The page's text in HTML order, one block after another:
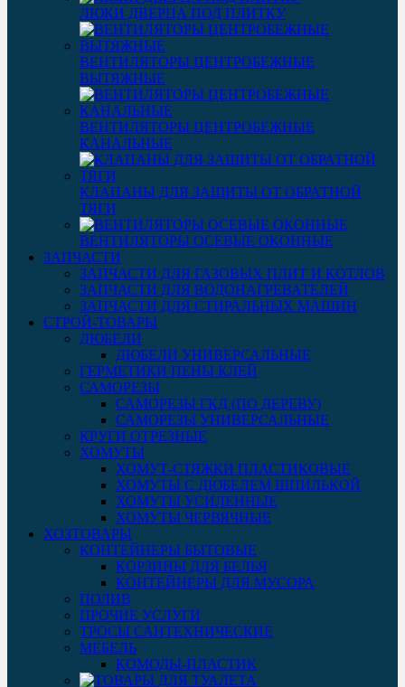
ЛЮКИ ДВЕРЦА ПОД ПЛИТКУ
ВЕНТИЛЯТОРЫ ЦЕНТРОБЕЖНЫЕ
ВЫТЯЖНЫЕ
ВЕНТИЛЯТОРЫ ЦЕНТРОБЕЖНЫЕ
КАНАЛЬНЫЕ
КЛАПАНЫ ДЛЯ ЗАЩИТЫ ОТ ОБРАТНОЙ
ТЯГИ
ВЕНТИЛЯТОРЫ ОСЕВЫЕ ОКОННЫЕ
ЗАПЧАСТИ
ЗАПЧАСТИ ДЛЯ ГАЗОВЫХ ПЛИТ И КОТЛОВ
ЗАПЧАСТИ ДЛЯ ВОДОНАГРЕВАТЕЛЕЙ
ЗАПЧАСТИ ДЛЯ СТИРАЛЬНЫХ МАШИН
СТРОЙ-ТОВАРЫ
ДЮБЕЛИ
ДЮБЕЛИ УНИВЕРСАЛЬНЫЕ
ГЕРМЕТИКИ ПЕНЫ КЛЕЙ
САМОРЕЗЫ
САМОРЕЗЫ ГКД (ПО ДЕРЕВУ)
САМОРЕЗЫ УНИВЕРСАЛЬНЫЕ
КРУГИ ОТРЕЗНЫЕ
ХОМУТЫ
ХОМУТ-СТЯЖКИ ПЛАСТИКОВЫЕ
ХОМУТЫ С ДЮБЕЛЕМ ШПИЛЬКОЙ
ХОМУТЫ УСИЛЕННЫЕ
ХОМУТЫ ЧЕРВЯЧНЫЕ
ХОЗТОВАРЫ
КОНТЕЙНЕРЫ БЫТОВЫЕ
КОРЗИНЫ ДЛЯ БЕЛЬЯ
КОНТЕЙНЕРЫ ДЛЯ МУСОРА
ПОЛИВ
ПРОЧИЕ УСЛУГИ
ТРОСЫ САНТЕХНИЧЕСКИЕ
МЕБЕЛЬ
КОМОДЫ-ПЛАСТИК